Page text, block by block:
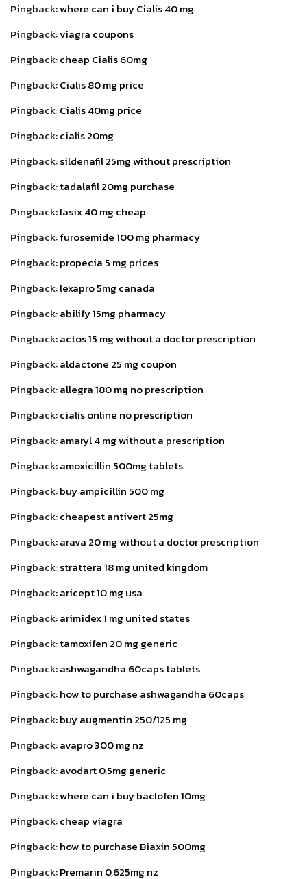
Pingback:where can i buy Cialis 40 mg
Pingback:viagra coupons
Pingback:cheap Cialis 60mg
Pingback:Cialis 80 mg price
Pingback:Cialis 40mg price
Pingback:cialis 20mg
Pingback:sildenafil 25mg without prescription
Pingback:tadalafil 20mg purchase
Pingback:lasix 40 mg cheap
Pingback:furosemide 100 mg pharmacy
Pingback:propecia 5 mg prices
Pingback:lexapro 5mg canada
Pingback:abilify 15mg pharmacy
Pingback:actos 15 mg without a doctor prescription
Pingback:aldactone 25 mg coupon
Pingback:allegra 180 mg no prescription
Pingback:cialis online no prescription
Pingback:amaryl 4 mg without a prescription
Pingback:amoxicillin 500mg tablets
Pingback:buy ampicillin 500 mg
Pingback:cheapest antivert 25mg
Pingback:arava 20 mg without a doctor prescription
Pingback:strattera 18 mg united kingdom
Pingback:aricept 10 mg usa
Pingback:arimidex 1 mg united states
Pingback:tamoxifen 20 mg generic
Pingback:ashwagandha 60caps tablets
Pingback:how to purchase ashwagandha 60caps
Pingback:buy augmentin 250/125 mg
Pingback:avapro 300 mg nz
Pingback:avodart 0,5mg generic
Pingback:where can i buy baclofen 10mg
Pingback:cheap viagra
Pingback:how to purchase Biaxin 500mg
Pingback:Premarin 0,625mg nz